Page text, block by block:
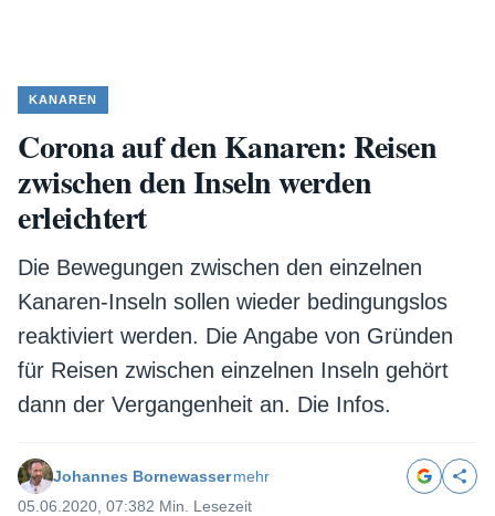
KANAREN
Corona auf den Kanaren: Reisen
zwischen den Inseln werden
erleichtert
Die Bewegungen zwischen den einzelnen
Kanaren-Inseln sollen wieder bedingungslos
reaktiviert werden. Die Angabe von Gründen
für Reisen zwischen einzelnen Inseln gehört
dann der Vergangenheit an. Die Infos.
Johannes Bornewassermehr
05.06.2020, 07:382 Min. Lesezeit